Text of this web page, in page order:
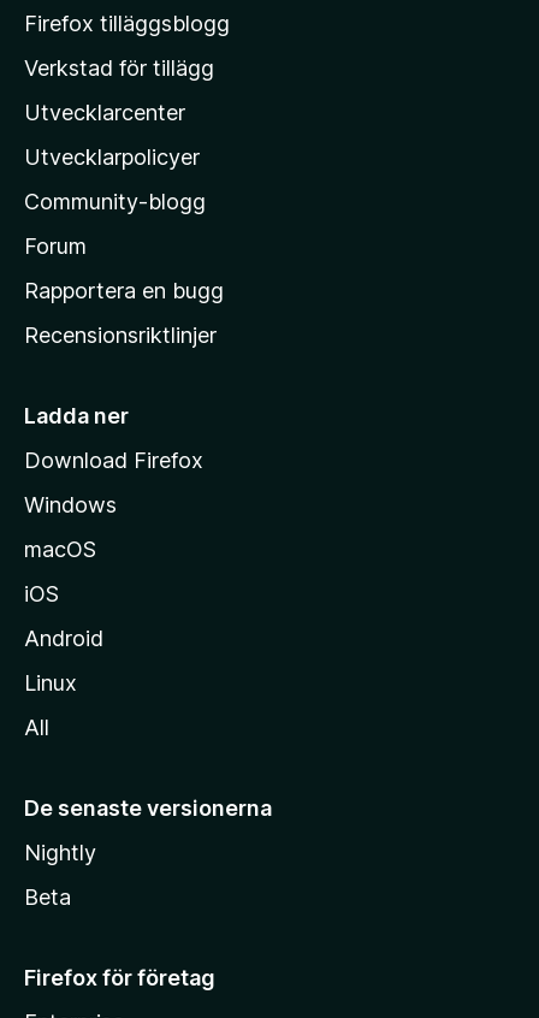
M
z
i
l
a
s
h
m
i
a
Firefox tilläggsblogg
Verkstad för tillägg
Utvecklarcenter
Utvecklarpolicyer
Community-blogg
Forum
Rapportera en bugg
Recensionsriktlinjer
Ladda ner
Download Firefox
Windows
macOS
iOS
Android
Linux
All
De senaste versionerna
Nightly
Beta
Firefox för företag